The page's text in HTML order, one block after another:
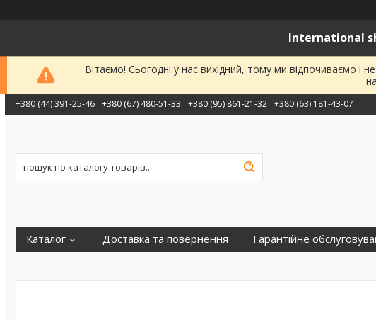
International
Вітаємо! Сьогодні у нас вихідний, тому ми відпочиваємо
+380 (44) 391-25-46 +380 (67) 480-51-33 +380 (95) 861-21-32 +380 (63) 181-43-07
Каталог Доставка та повернення Гарантійне